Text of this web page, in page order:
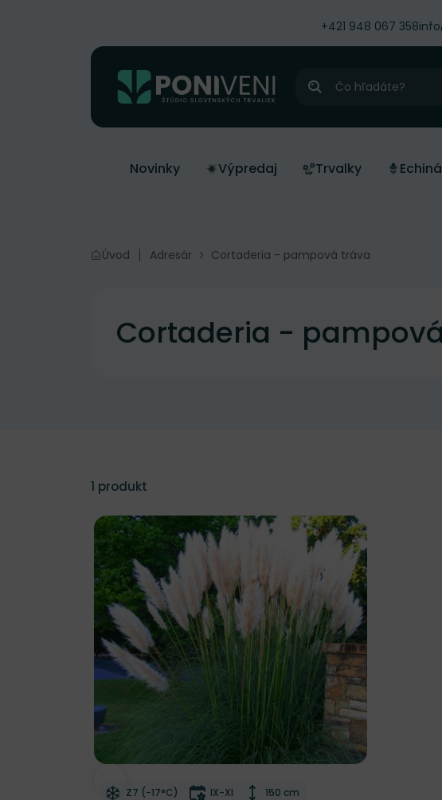
+421 948 067 358
Hľadať
Novinky Výpredaj Trvalky
Úvod Adresár Cortaderia - pampová tráva
Cortaderia -
1 produkt
Odober do zoznamu želaní
Mrazuvzdornosť
Z7 (-17°C) Doba kvitnutia
IX-XI Výška rastliny
150 cm